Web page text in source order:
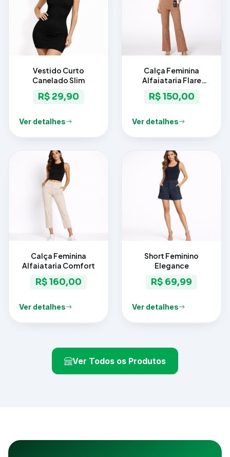
Vestido Curto
Canelado Slim
R$ 29,90
Ver detalhes
Calça Feminina
Alfaiataria Flare
Elegance
R$ 150,00
Ver detalhes
Calça Feminina
Alfaiataria Comfort
R$ 160,00
Ver detalhes
Short Feminino
Elegance
R$ 69,99
Ver detalhes
Ver Todos os Produtos